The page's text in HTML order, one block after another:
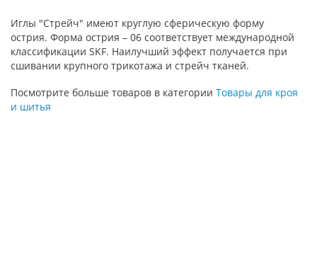
Иглы "Стрейч" имеют круглую сферическую форму
острия. Форма острия – 06 соответствует международной
классификации SKF. Наилучший эффект получается при
сшивании крупного трикотажа и стрейч тканей.
Посмотрите больше товаров в категории Товары для кроя
и шитья